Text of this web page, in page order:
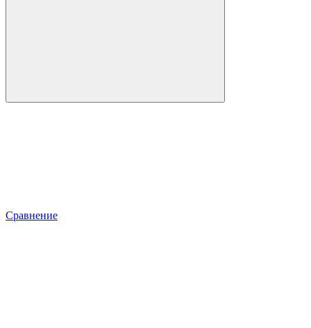
Сравнение